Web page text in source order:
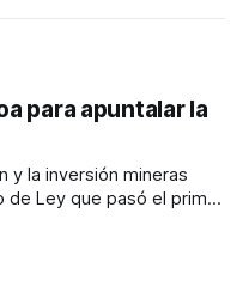
para apuntalar la
y la inversión mineras
de Ley que pasó el primer